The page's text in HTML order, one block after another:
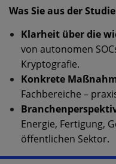
Was Sie aus der
Klarheit über die
von autonomen
Kryptografie.
Konkrete
Fachbereiche –
Energie, Fertigung,
öffentlichen Sektor.